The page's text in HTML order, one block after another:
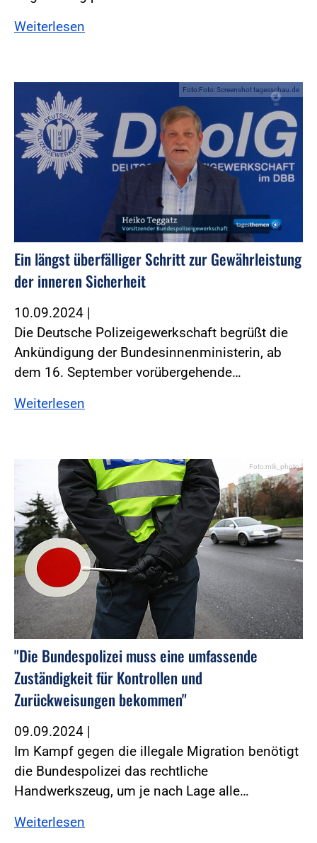
Weiterlesen
Foto:Foto: Screenshot tagesschau.de
Ein längst überfälliger Schritt zur Gewährleistung
der inneren Sicherheit
10.09.2024 |
Die Deutsche Polizeigewerkschaft begrüßt die
Ankündigung der Bundesinnenministerin, ab
dem 16. September vorübergehende…
Weiterlesen
Foto:mik_photo
"Die Bundespolizei muss eine umfassende
Zuständigkeit für Kontrollen und
Zurückweisungen bekommen"
09.09.2024 |
Im Kampf gegen die illegale Migration benötigt
die Bundespolizei das rechtliche
Handwerkszeug, um je nach Lage alle…
Weiterlesen